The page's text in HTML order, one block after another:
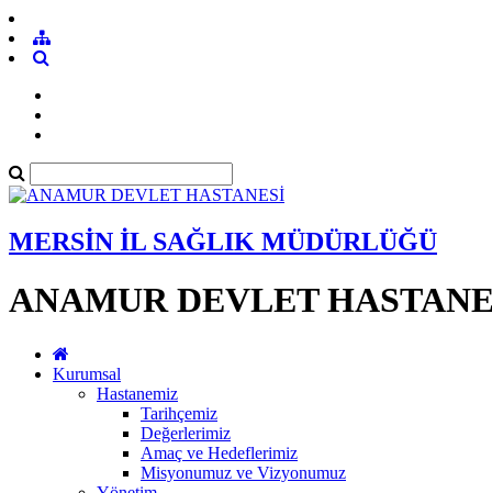
MERSİN İL SAĞLIK MÜDÜRLÜĞÜ
ANAMUR DEVLET
Kurumsal
Hastanemiz
Tarihçemiz
Değerlerimiz
Amaç ve Hedeflerimiz
Misyonumuz ve Vizyonumuz